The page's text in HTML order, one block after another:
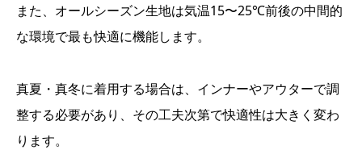
また、オールシーズン生地は気温15〜25℃前後の中間的
な環境で最も快適に機能します。
真夏・真冬に着用する場合は、インナーやアウターで調
整する必要があり、その工夫次第で快適性は大きく変わ
ります。